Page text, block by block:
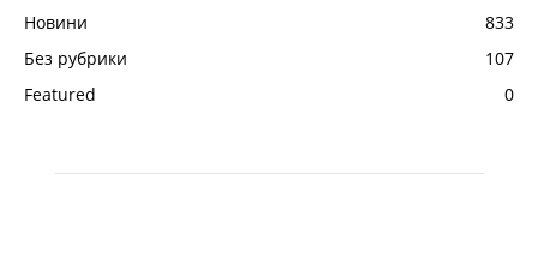
Новини
833
Без рубрики
107
Featured
0